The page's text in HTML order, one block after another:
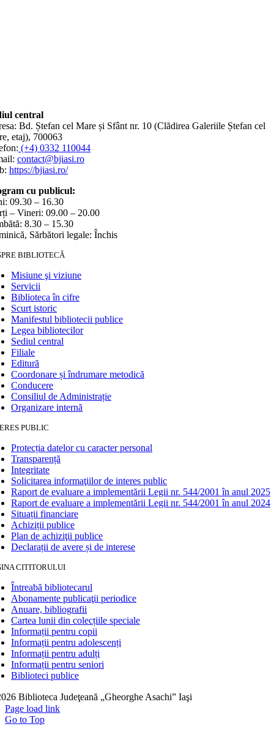
central
Bd. Ștefan cel Mare și Sfânt nr. 10 (Clădirea Galeriile Ștefan cel
etaj), 700063
(+4) 0332 110044
contact@bjiasi.ro
https://bjiasi.ro/
cu publicul:
09.30 – 16.30
– Vineri: 09.00 – 20.00
8.30 – 15.30
Sărbători legale: Închis
BIBLIOTECĂ
Misiune şi viziune
Servicii
Biblioteca în cifre
Scurt istoric
Manifestul bibliotecii publice
Legea bibliotecilor
Sediul central
Filiale
Editură
Coordonare și îndrumare metodică
Conducere
Consiliul de Administrație
Organizare internă
PUBLIC
Protecția datelor cu caracter personal
Transparență
Integritate
Solicitarea informaţiilor de interes public
Raport de evaluare a implementării Legii nr. 544/2001 în anul 2025
Raport de evaluare a implementării Legii nr. 544/2001 în anul 2024
Situații financiare
Achiziții publice
Plan de achiziţii publice
Declarații de avere și de interese
CITITORULUI
Întreabă bibliotecarul
Abonamente publicaţii periodice
Anuare, bibliografii
Cartea lunii din colecțiile speciale
Informații pentru copii
Informații pentru adolescenți
Informații pentru adulți
Informații pentru seniori
Biblioteci publice
Biblioteca Judeţeană „Gheorghe Asachi” Iaşi
Page load link
Go to Top